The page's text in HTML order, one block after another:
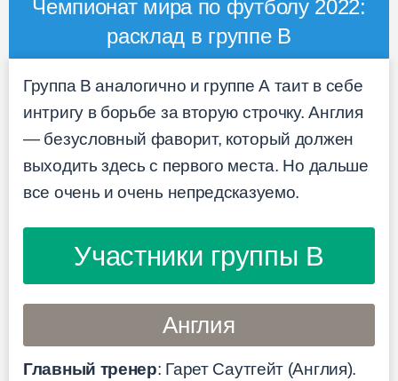
Чемпионат мира по футболу 2022:
расклад в группе B
Группа B аналогично и группе А таит в себе
интригу в борьбе за вторую строчку. Англия
— безусловный фаворит, который должен
выходить здесь с первого места. Но дальше
все очень и очень непредсказуемо.
Участники группы B
Англия
Главный тренер: Гарет Саутгейт (Англия).